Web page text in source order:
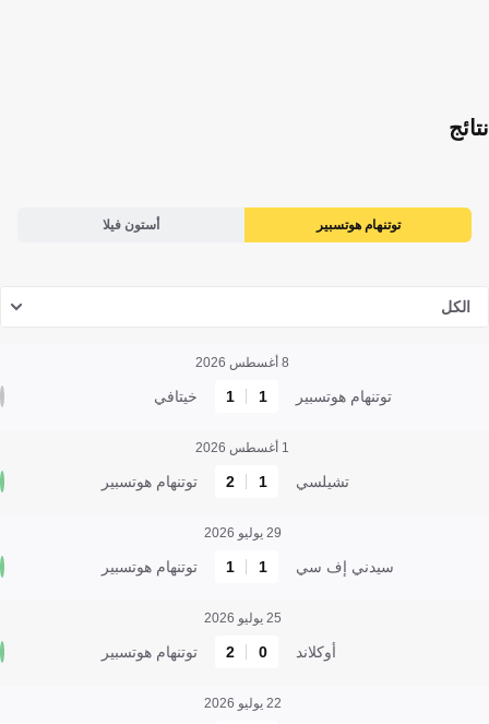
نتائج
توتنهام هوتسبير أستون فيلا
الكل
8 أغسطس 2026
توتنهام هوتسبير 1
1 خيتافي
1 أغسطس 2026
تشيلسي 1
2 توتنهام هوتسبير
29 يوليو 2026
سيدني إف سي 1
1 توتنهام هوتسبير
25 يوليو 2026
أوكلاند 0
2 توتنهام هوتسبير
22 يوليو 2026